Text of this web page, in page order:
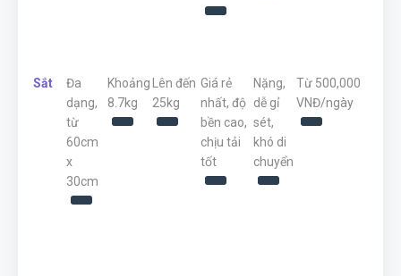
Sắt
Đa
dạng,
từ
60cm
x
30cm
Khoảng
8.7kg
Lên đến
25kg
Giá rẻ
nhất, độ
bền cao,
chịu tải
tốt
Nặng,
dễ gỉ
sét,
khó di
chuyển
Từ 500,000
VNĐ/ngày